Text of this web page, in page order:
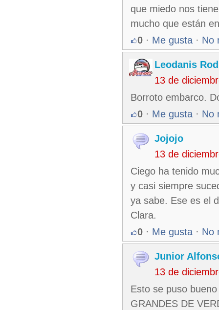
que miedo nos
mucho que están
0 · Me gusta · No
Leodanis
13 de
Borroto embarco.
0 · Me gusta · No
Jojojo
13 de
Ciego ha tenido
y casi siempre
ya sabe. Ese es el
Clara.
0 · Me gusta · No
Junior
13 de
Esto se puso
GRANDES DE